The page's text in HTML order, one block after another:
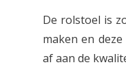
De rolstoel is
maken en
af aan de